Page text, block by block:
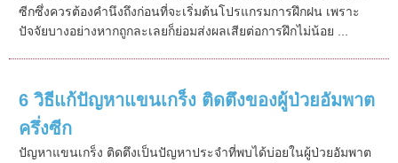
ซีกซึ่งควรต้องคำนึงถึงก่อนที่จะเริ่มต้นโปรแกรมการฝึกฝน เพราะ
ปัจจัยบางอย่างหากถูกละเลยก็ย่อมส่งผลเสียต่อการฝึกไม่น้อย ...
6 วิธีแก้ปัญหาแขนเกร็ง ติดตึงของผู้ป่วยอัมพาต
ครึ่งซีก
ปัญหาแขนเกร็ง ติดตึงเป็นปัญหาประจำที่พบได้บ่อยในผู้ป่วยอัมพาต